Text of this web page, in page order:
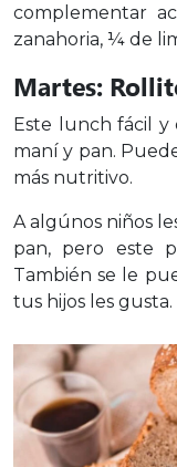
complementar
zanahoria, ¼ de
Martes:
Este lunch fácil y
maní y pan.
más nutritivo.
A algúnos niños
pan, pero este
También se le
tus hijos les gusta.